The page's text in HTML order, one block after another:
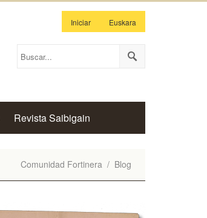
Iniciar Euskara
Revista Saibigain
Comunidad Fortinera / Blog